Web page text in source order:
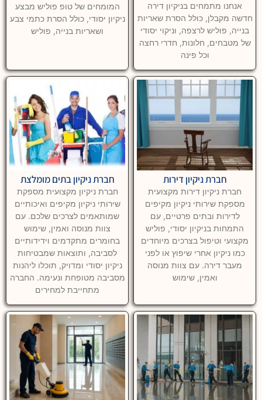
אנחנו מתמחים בניקיון דירה
חדשה מקבלן, כולל הסרת שאריות
בנייה, פוליש לרצפה, וניקוי יסודי
של מטבחים, חלונות, חדרי רחצה
וכל פינה
המומחים של טופ פוליש מבצע
ניקיון יסודי, כולל הסרת כתמי צבע
ושאריות בנייה, פוליש
חברת ניקיון דירות
חברת ניקיון דירות מקצועית
מספקת שירותי ניקיון מקיפים
לדירות ובתים פרטיים, עם
התמחות בניקיון יסודי, פוליש
מקצועי וטיפול בצרכים מיוחדים
כמו ניקיון אחרי שיפוץ או לפני
מעבר דירה. עם צוות מנוסה
ואמין, שימוש
חברת ניקיון בתים מומלצת
חברת ניקיון מקצועית מספקת
שירותי ניקיון מקיפים ואיכותיים
שמותאמים לצרכים שלכם. עם
צוות מנוסה ואמין, שימוש
בחומרים מתקדמים וידידותיים
לסביבה, ותוצאות שמבטיחות
ניקיון יסודי ומדויק, תוכלו ליהנות
מסביבה מטופחת ונעימה. החברה
מתחייבת למחירים